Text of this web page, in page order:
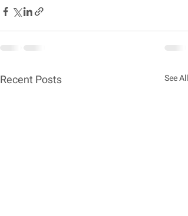
Recent Posts See All